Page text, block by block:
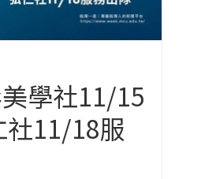
學社11/15
社11/18服